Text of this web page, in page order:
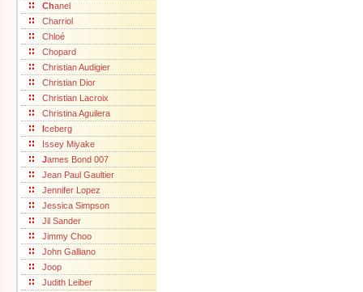
Chanel
Charriol
Chloé
Chopard
Christian Audigier
Christian Dior
Christian Lacroix
Christina Aguilera
Iceberg
Issey Miyake
James Bond 007
Jean Paul Gaultier
Jennifer Lopez
Jessica Simpson
Jil Sander
Jimmy Choo
John Galliano
Joop
Judith Leiber